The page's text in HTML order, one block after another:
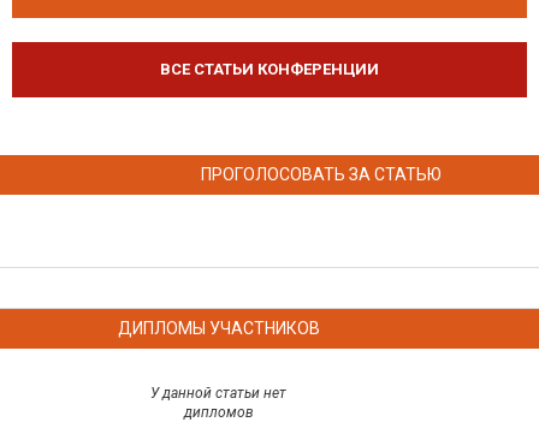
ВСЕ СТАТЬИ КОНФЕРЕНЦИИ
ПРОГОЛОСОВАТЬ ЗА СТАТЬЮ
ДИПЛОМЫ УЧАСТНИКОВ
У данной статьи нет
дипломов